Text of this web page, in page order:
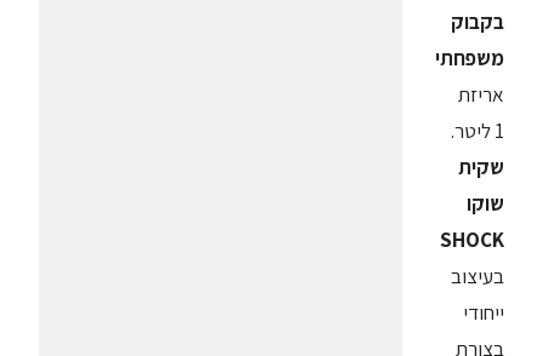
בקבוק
משפחתי
אריזת
1 ליטר.
שקית
שוקו
SHOCK
בעיצוב
ייחודי
בצורת